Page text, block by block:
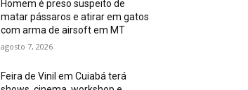
Homem é preso suspeito de
matar pássaros e atirar em gatos
com arma de airsoft em MT
agosto 7, 2026
Feira de Vinil em Cuiabá terá